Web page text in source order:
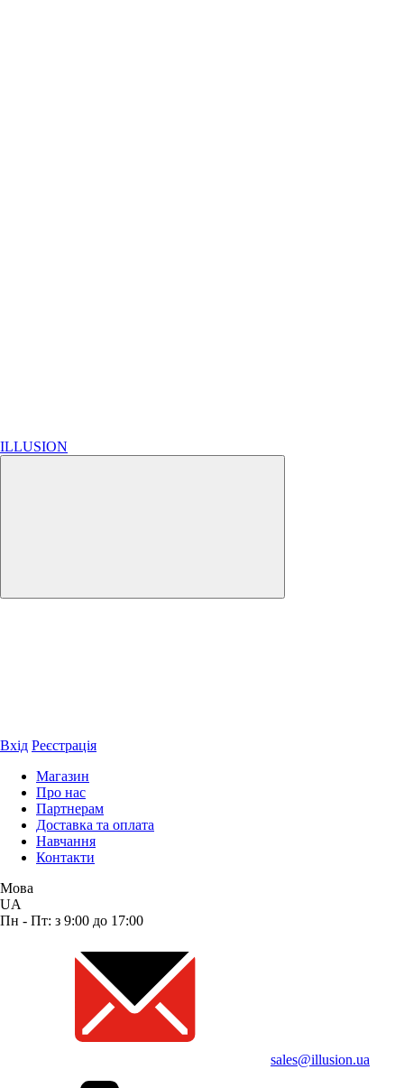
ILLUSION
Вхід Реєстрація
Магазин
Про нас
Партнерам
Доставка та оплата
Навчання
Контакти
Мова
UA
Пн - Пт: з 9:00 до 17:00
sales@illusion.ua